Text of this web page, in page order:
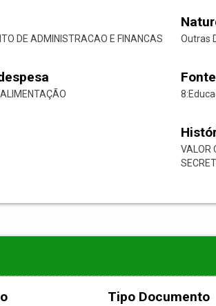
DE ADMINISTRACAO E FINANCAS Outras
VALOR
Tipo Documento